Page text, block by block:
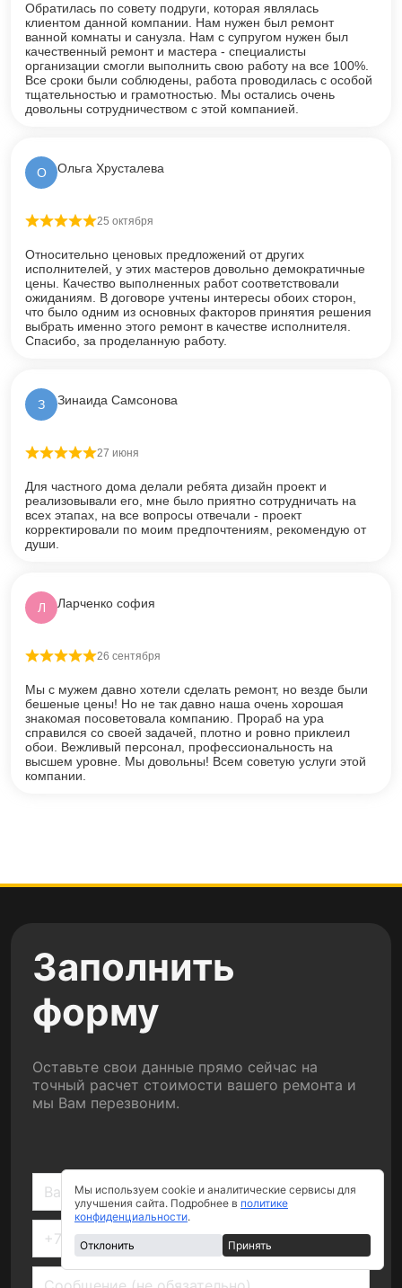
Обратилась по совету подруги, которая являлась
клиентом данной компании. Нам нужен был ремонт
ванной комнаты и санузла. Нам с супругом нужен был
качественный ремонт и мастера - специалисты
организации смогли выполнить свою работу на все 100%.
Все сроки были соблюдены, работа проводилась с особой
тщательностью и грамотностью. Мы остались очень
довольны сотрудничеством с этой компанией.
О Ольга Хрусталева
Оценка5из 5
25 октября
Относительно ценовых предложений от других
исполнителей, у этих мастеров довольно демократичные
цены. Качество выполненных работ соответствовали
ожиданиям. В договоре учтены интересы обоих сторон,
что было одним из основных факторов принятия решения
выбрать именно этого ремонт в качестве исполнителя.
Спасибо, за проделанную работу.
З Зинаида Самсонова
Оценка 5из 5
27 июня
Для частного дома делали ребята дизайн проект и
реализовывали его, мне было приятно сотрудничать на
всех этапах, на все вопросы отвечали - проект
корректировали по моим предпочтениям, рекомендую от
души.
Л Ларченко софия
Оценка5из 5
26 сентября
Мы с мужем давно хотели сделать ремонт, но везде были
бешеные цены! Но не так давно наша очень хорошая
знакомая посоветовала компанию. Прораб на ура
справился со своей задачей, плотно и ровно приклеил
обои. Вежливый персонал, профессиональность на
высшем уровне. Мы довольны! Всем советую услуги этой
компании.
Заполнить
форму
Оставьте свои данные прямо сейчас на
точный расчет стоимости вашего ремонта и
мы Вам перезвоним.
Мы используем cookie и аналитические сервисы для
улучшения сайта. Подробнее в политике
конфиденциальности.
Отклонить Принять